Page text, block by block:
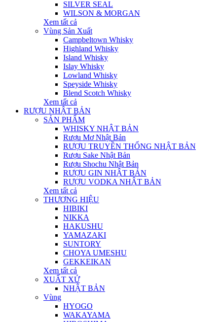
SILVER SEAL
WILSON & MORGAN
Xem tất cả
Vùng Sản Xuất
Campbeltown Whisky
Highland Whisky
Island Whisky
Islay Whisky
Lowland Whisky
Speyside Whisky
Blend Scotch Whisky
Xem tất cả
RƯỢU NHẬT BẢN
SẢN PHẨM
WHISKY NHẬT BẢN
Rượu Mơ Nhật Bản
RƯỢU TRUYỀN THỐNG NHẬT BẢN
Rượu Sake Nhật Bản
Rượu Shochu Nhật Bản
RƯỢU GIN NHẬT BẢN
RƯỢU VODKA NHẬT BẢN
Xem tất cả
THƯƠNG HIỆU
HIBIKI
NIKKA
HAKUSHU
YAMAZAKI
SUNTORY
CHOYA UMESHU
GEKKEIKAN
Xem tất cả
XUẤT XỨ
NHẬT BẢN
Vùng
HYOGO
WAKAYAMA